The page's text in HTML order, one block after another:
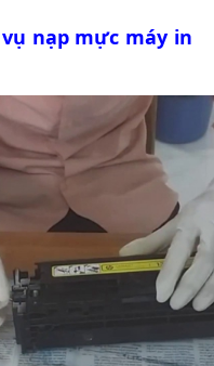
nạp mực máy in